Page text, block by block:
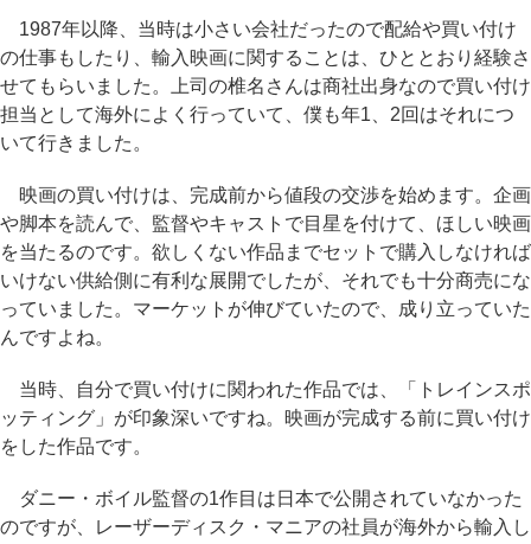
1987年以降、当時は小さい会社だったので配給や買い付け
の仕事もしたり、輸入映画に関することは、ひととおり経験さ
せてもらいました。上司の椎名さんは商社出身なので買い付け
担当として海外によく行っていて、僕も年1、2回はそれにつ
いて行きました。
映画の買い付けは、完成前から値段の交渉を始めます。企画
や脚本を読んで、監督やキャストで目星を付けて、ほしい映画
を当たるのです。欲しくない作品までセットで購入しなければ
いけない供給側に有利な展開でしたが、それでも十分商売にな
っていました。マーケットが伸びていたので、成り立っていた
んですよね。
当時、自分で買い付けに関われた作品では、「トレインスポ
ッティング」が印象深いですね。映画が完成する前に買い付け
をした作品です。
ダニー・ボイル監督の1作目は日本で公開されていなかった
のですが、レーザーディスク・マニアの社員が海外から輸入し